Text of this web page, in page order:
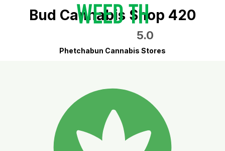
Bud Cannabis Shop 420
5.0
Phetchabun Cannabis Stores